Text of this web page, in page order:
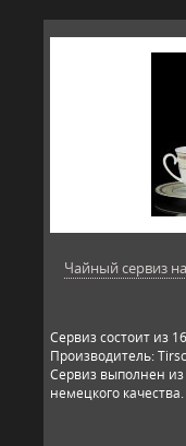
Чайный сервиз
Сервиз состоит из
Производитель:
Сервиз выполнен
немецкого качества.